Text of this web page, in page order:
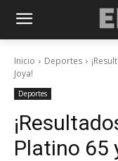
Inicio Deportes
Joya!
Deportes
Platino 65